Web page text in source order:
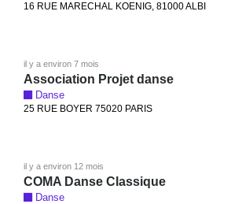
16 RUE MARECHAL KOENIG, 81000 ALBI
il y a environ 7 mois
Association Projet danse
Danse
25 RUE BOYER 75020 PARIS
il y a environ 12 mois
COMA Danse Classique
Danse